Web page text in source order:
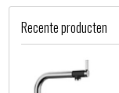
Recente producten